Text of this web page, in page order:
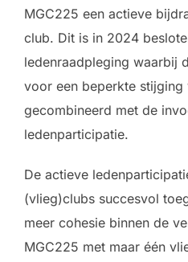
MGC225 een actieve
club. Dit is in 2024
ledenraadpleging waarbij
voor een beperkte stijging
gecombineerd met de
ledenparticipatie.
De actieve
(vlieg)clubs succesvol
meer cohesie binnen de
MGC225 met maar één